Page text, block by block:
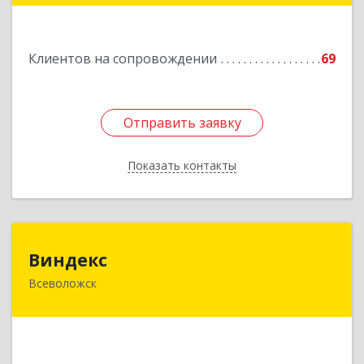
Клиентов на сопровождении 69
Отправить заявку
Показать контакты
Подробнее
Отправить заявку
Назад
Виндекс
Всеволожск
188643, Ленинградская обл, Всеволожский р-н,